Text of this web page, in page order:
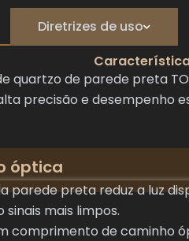
Diretrizes de uso
quartzo de parede preta
precisão e desempenho
óptica
parede preta reduz a luz
mais limpos.
comprimento de caminho